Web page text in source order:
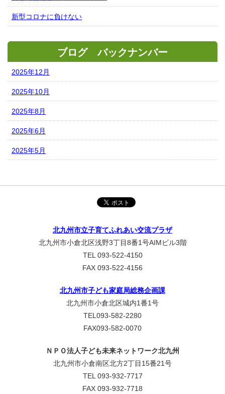
新型コロナに負けない
ブログ バックナンバー
2025年12月
2025年10月
2025年8月
2025年6月
2025年5月
北九州市立子育てふれあい交流プラザ
北九州市小倉北区浅野3丁目8番1号AIMビル3階
TEL 093-522-4150
FAX 093-522-4156
北九州市子ども家庭局総務企画課
北九州市小倉北区城内1番1号
TEL093-582-2280
FAX093-582-0070
ＮＰＯ法人子ども未来ネットワーク北九州
北九州市小倉南区北方2丁目15番21号
TEL 093-932-7717
FAX 093-932-7718